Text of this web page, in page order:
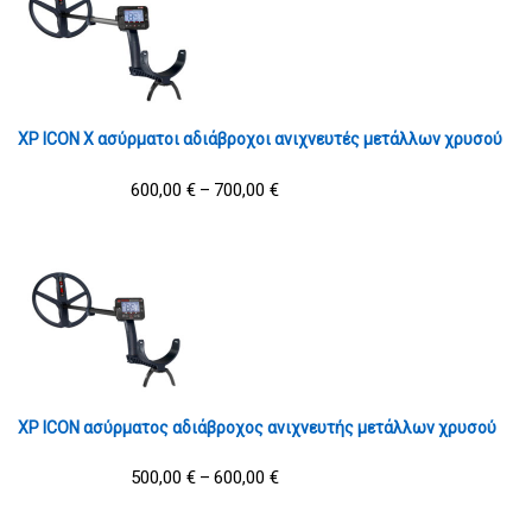
XP ICON X ασύρματοι αδιάβροχοι ανιχνευτές μετάλλων χρυσού
600,00 € – 700,00 €
XP ICON ασύρματος αδιάβροχος ανιχνευτής μετάλλων χρυσού
500,00 € – 600,00 €